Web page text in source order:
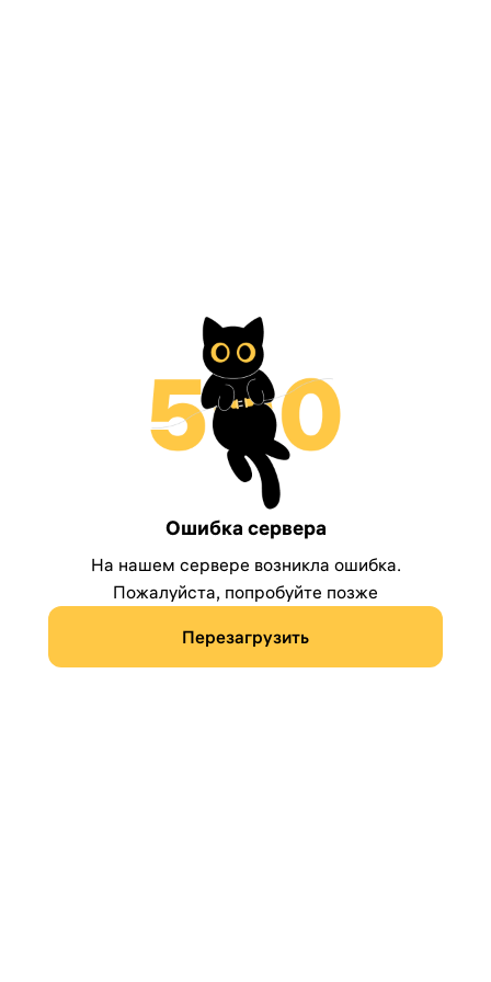
Ошибка сервера
На нашем сервере возникла ошибка.
Пожалуйста, попробуйте позже
Перезагрузить